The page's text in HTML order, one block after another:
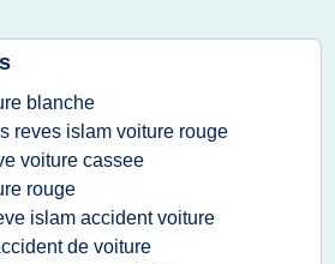
blanche
reves islam voiture rouge
voiture cassee
rouge
islam accident voiture
de voiture